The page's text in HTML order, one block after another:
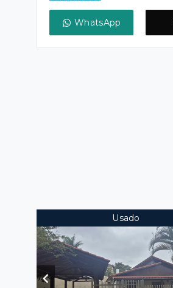
WhatsApp
Usado